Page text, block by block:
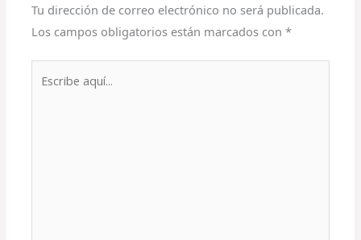
Tu dirección de correo electrónico no será publicada.
Los campos obligatorios están marcados con*